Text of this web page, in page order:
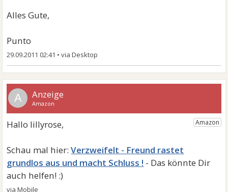
Alles Gute,
Punto
29.09.2011 02:41 •
A
Verzweifelt - Freund rastet
grundlos aus und macht Schluss !